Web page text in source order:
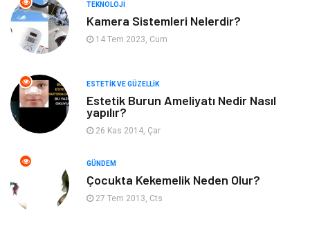
Kadın Hastalıkları Alternatif Tıp
Güzellik
Beslenme
Psikolojik Hastalıklar
Kanser
TEKNOLOJI
Kamera Sistemleri Nelerdir?
14 Tem 2023, Cum
ESTETIK VE GÜZELLIK
Estetik Burun Ameliyatı Nedir Nasıl
yapılır?
26 Kas 2014, Çar
GÜNDEM
Çocukta Kekemelik Neden Olur?
27 Tem 2013, Cts